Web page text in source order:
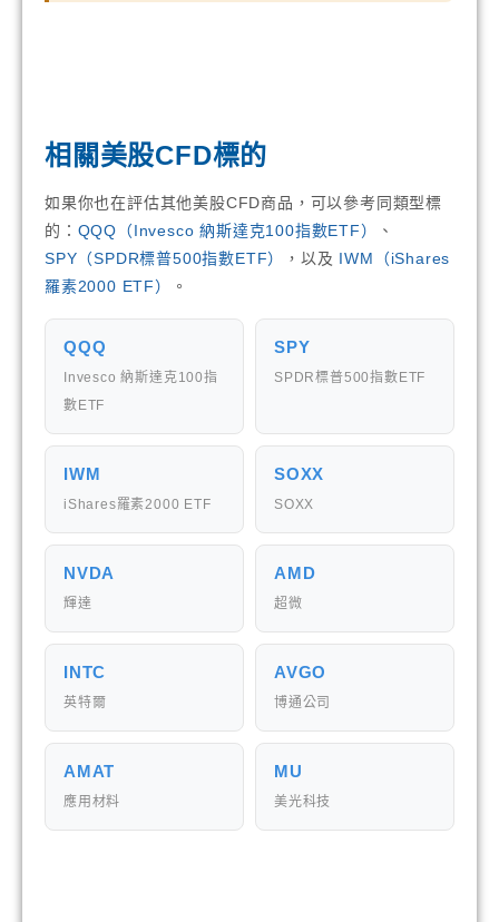
相關美股CFD標的
如果你也在評估其他美股CFD商品，可以參考同類型標
的： QQQ（Invesco 納斯達克100指數ETF）
、
SPY（SPDR標普500指數ETF）
，以及 IWM（iShares
羅素2000 ETF）
。
QQQ
Invesco 納斯達克100指
數ETF
SPY
SPDR標普500指數ETF
IWM
iShares羅素2000 ETF
SOXX
SOXX
NVDA
輝達
AMD
超微
INTC
英特爾
AVGO
博通公司
AMAT
應用材料
MU
美光科技